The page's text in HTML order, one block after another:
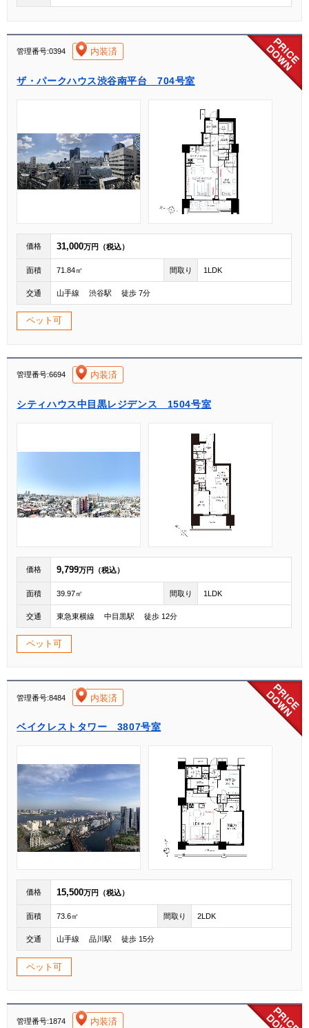
管理番号:0394 内装済
ザ・パークハウス渋谷南平台 704号室
価格 31,000万円（税込）
面積 71.84㎡ 間取り 1LDK
交通 山手線 渋谷駅 徒歩 7分
ペット可
[004]
管理番号:6694 内装済
シティハウス中目黒レジデンス 1504号室
価格 9,799万円（税込）
面積 39.97㎡ 間取り 1LDK
交通 東急東横線 中目黒駅 徒歩 12分
ペット可
[004]
管理番号:8484 内装済
ベイクレストタワー 3807号室
価格 15,500万円（税込）
面積 73.6㎡ 間取り 2LDK
交通 山手線 品川駅 徒歩 15分
ペット可
[004]
管理番号:1874 内装済
[004]